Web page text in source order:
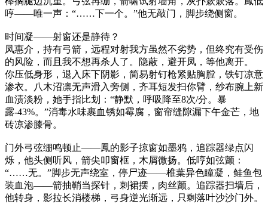
哼——唯一声：“……下一个。”他无敲门，脚步绕侧窗。
时间凝——射窗还是静待？
凤惠介，持有弓箭，远程对射我方虽然不劣势，但终究有受伤
的风险，而且我不想再杀人了。隐蔽，避开凤，等他离开。
你压低身形，退入床下阴影，简易射钉枪紧贴胸膛，铁钉凉意
渗衣。八木沼凛无声滑入旁侧，齐耳短发扫你臂，纱布腕上新
血渍淡粉，她手指比划：“静默，呼吸降至8次/分。暴
露-43%。”消毒水味裹血锈如霉腐，窗帘缝隙漏下午金芒，地
砖凉渗膝骨。
门外弓弦绷鸣顿止——鳳的影子掠窗如墨鸦，追踪器绿点闪
烁，他头侧听风，箭尖叩窗框，木屑微扬。低哼如弦颤：
“……无。”脚步无声绕室，停尸迹——椎葉异色瞳凝，鲑鱼包
装血泡——箭抽鞘当探针，刺裙摆，肉丝颤。追踪器扫墙后，
他转身，影拉长消楼梯，弓身逆光渐远，只剩落叶沙沙门外。